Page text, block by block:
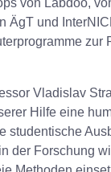
ÄgT und
zur
Vladislav
Hilfe eine
studentische
der Forschung